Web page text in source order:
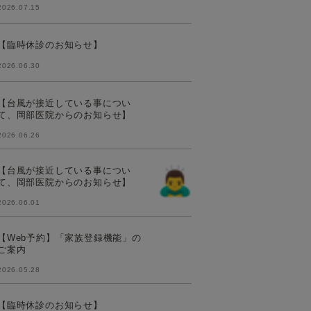
臨時休診のお知らせ】
台風が接近している事につい
、岡部医院からのお知らせ】
台風が接近している事につい
、岡部医院からのお知らせ】
Web予約】「家族登録機能」の
案内
臨時休診のお知らせ】